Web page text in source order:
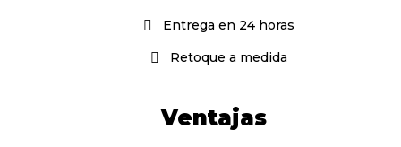
Entrega en 24 horas
Retoque a medida
Ventajas